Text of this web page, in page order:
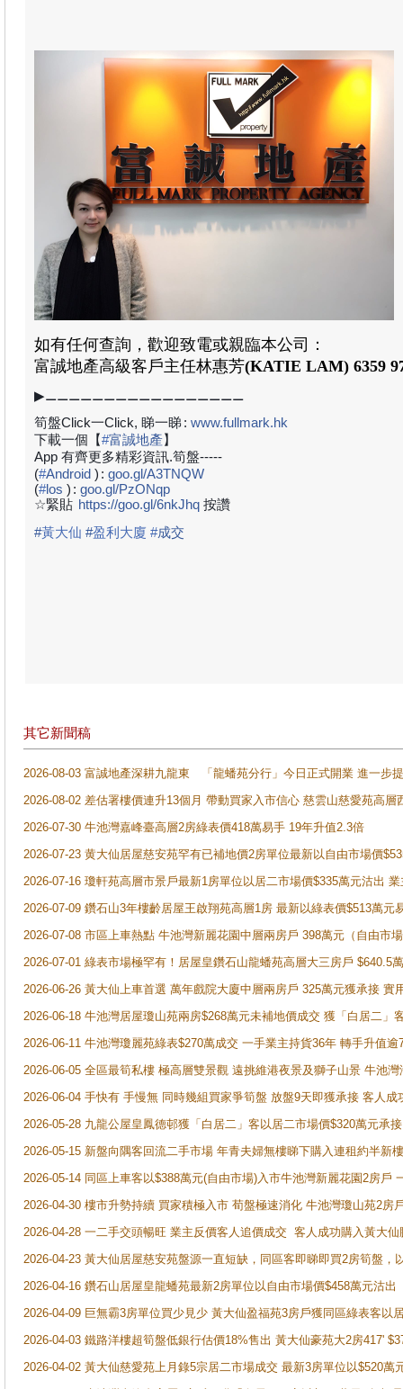
如有任何查詢，歡迎致電或親臨本公司：
富誠地產高級客戶主任林惠芳(KATIE LAM) 6359
▶⚊⚊⚊⚊⚊⚊⚊⚊⚊⚊⚊⚊⚊⚊⚊⚊⚊
筍盤Click一Click, 睇一睇: www.fullmark.hk
下載一個【#富誠地產】
App 有齊更多精彩資訊.筍盤-----
(#Android ) : goo.gl/A3TNQW
(#los ) : goo.gl/PzONqp
☆緊貼 https://goo.gl/6nkJhq 按讚
#黃大仙 #盈利大廈 #成交
其它新聞稿
2026-08-03 富誠地產深耕九龍東 「龍蟠苑分行」今日正式開業 進一步
2026-08-02 差估署樓價連升13個月 帶動買家入市信心 慈雲山慈愛苑高層
2026-07-30 牛池灣嘉峰臺高層2房綠表價418萬易手 19年升值2.3倍
2026-07-23 黄大仙居屋慈安苑罕有已補地價2房單位最新以自由市場價
2026-07-16 瓊軒苑高層市景戶最新1房單位以居二市場價$335萬元沽出
2026-07-09 鑽石山3年樓齡居屋王啟翔苑高層1房 最新以綠表價$513萬元
2026-07-08 市區上車熱點 牛池灣新麗花園中層兩房戶 398萬元（自由市
2026-07-01 綠表市場極罕有！居屋皇鑽石山龍蟠苑高層大三房戶
2026-06-26 黃大仙上車首選 萬年戲院大廈中層兩房戶 325萬元獲承接 實
2026-06-18 牛池灣居屋瓊山苑兩房$268萬元未補地價成交 獲「白居二」
2026-06-11 牛池灣瓊麗苑綠表$270萬成交 一手業主持貨36年 轉手升值逾
2026-06-05 全區最筍私樓 極高層雙景觀 遠挑維港夜景及獅子山景 牛池
2026-06-04 手快有 手慢無 同時幾組買家爭筍盤 放盤9天即獲承接 客人
2026-05-28 九龍公屋皇鳳德邨獲「白居二」客以居二市場價$320萬元承接
2026-05-15 新盤向隅客回流二手市場 年青夫婦無樓睇下購入連租約半新
2026-05-14 同區上車客以$388萬元(自由市場)入市牛池灣新麗花園2房戶
2026-04-30 樓市升勢持續 買家積極入市 荀盤極速消化 牛池灣瓊山苑2房
2026-04-28 一二手交頭暢旺 業主反價客人追價成交 客人成功購入黃大
2026-04-23 黃大仙居屋慈安苑盤源一直短缺，同區客即睇即買2房筍盤，
2026-04-16 鑽石山居屋皇龍蟠苑最新2房單位以自由市場價$458萬元沽出
2026-04-09 巨無霸3房單位買少見少 黃大仙盈福苑3房戶獲同區綠表客以
2026-04-03 鐵路洋樓超筍盤低銀行估價18%售出 黃大仙豪苑大2房417'
2026-04-02 黃大仙慈愛苑上月錄5宗居二市場成交 最新3房單位以$520萬